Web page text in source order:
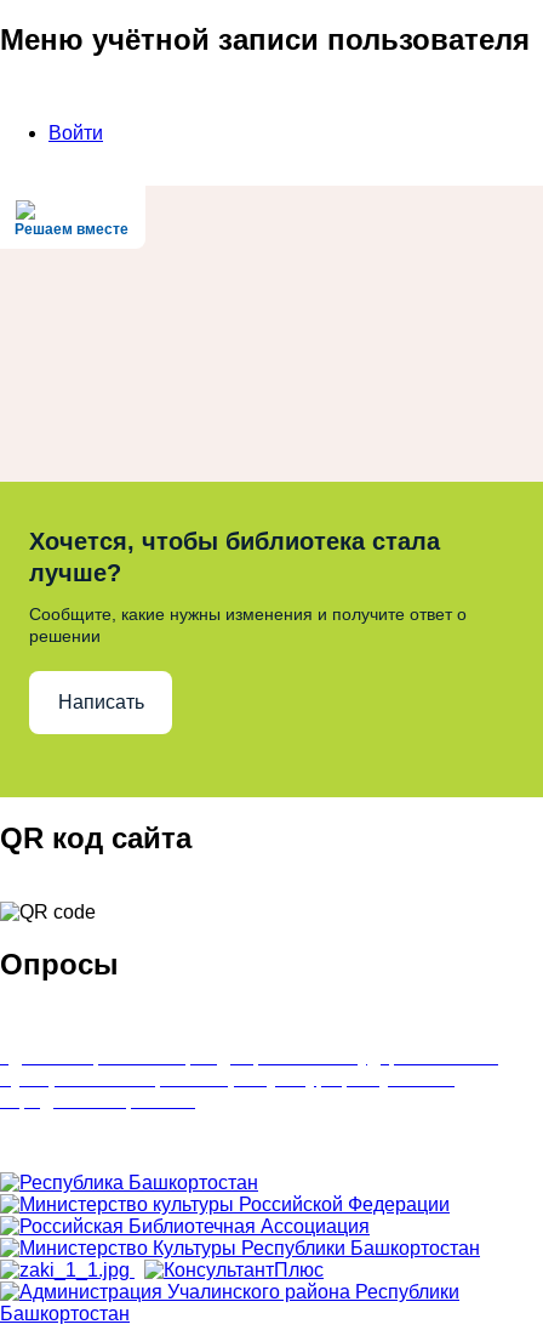
Меню учётной записи пользователя
Войти
Решаем вместе
Хочется, чтобы библиотека стала
лучше?
Сообщите, какие нужны изменения и получите ответ о
решении
Написать
QR код сайта
Опросы